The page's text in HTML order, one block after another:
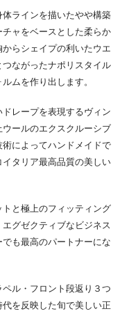
ラインを描いたやや構築
ャをベースとした柔らか
らシェイプの利いたウエ
ながったナポリスタイル
ムを作り出します。
レープを表現するヴィン
ールのエクスクルーシブ
によってハンドメイドで
タリア最高品質の美しい
と極上のフィッティング
グゼクティブなビジネス
も最高のパートナーにな
ル・フロント段返り３つ
を反映した旬で美しい正